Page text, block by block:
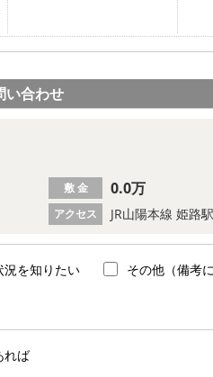
い合わせ
アクセス JR山陽本線 姫路
敷 金 0.0万
況を知りたい その他（備考
れば